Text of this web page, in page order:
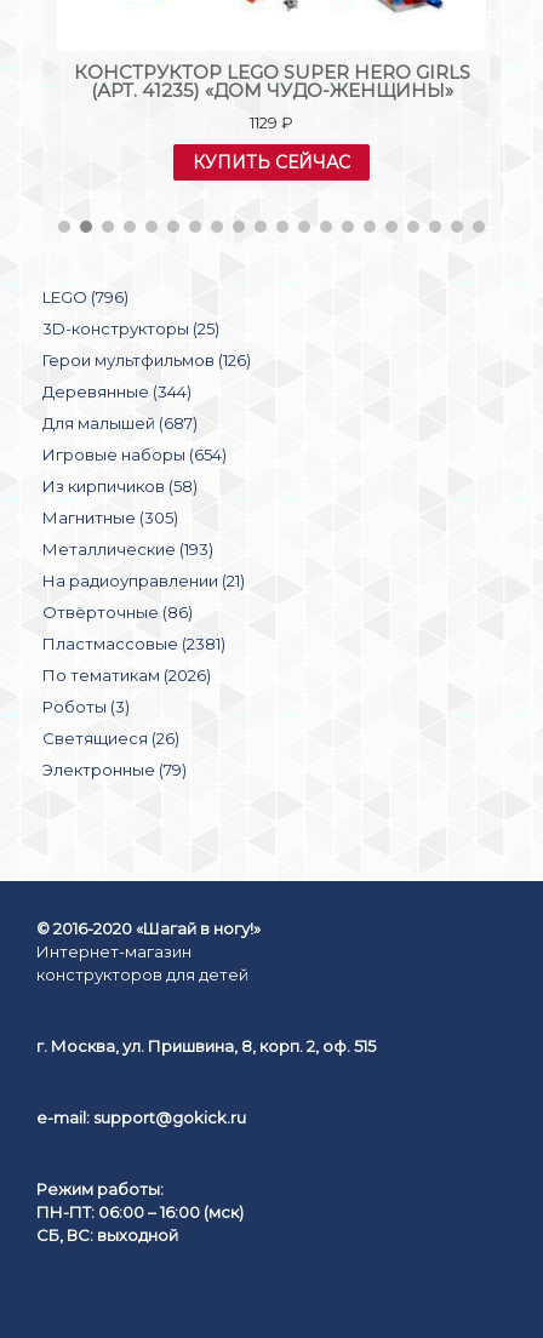
КОНСТРУКТОР LEGO SUPER HERO GIRLS
(АРТ. 41235) «ДОМ ЧУДО-ЖЕНЩИНЫ»
1129 ₽
КУПИТЬ СЕЙЧАС
LEGO (796)
3D-конструкторы (25)
Герои мультфильмов (126)
Деревянные (344)
Для малышей (687)
Игровые наборы (654)
Из кирпичиков (58)
Магнитные (305)
Металлические (193)
На радиоуправлении (21)
Отвёрточные (86)
Пластмассовые (2381)
По тематикам (2026)
Роботы (3)
Светящиеся (26)
Электронные (79)
© 2016-2020 «Шагай в ногу!»
Интернет-магазин
конструкторов для детей
г. Москва, ул. Пришвина, 8, корп. 2, оф. 515
e-mail: support@gokick.ru
Режим работы:
ПН-ПТ: 06:00 – 16:00 (мск)
СБ, ВС: выходной